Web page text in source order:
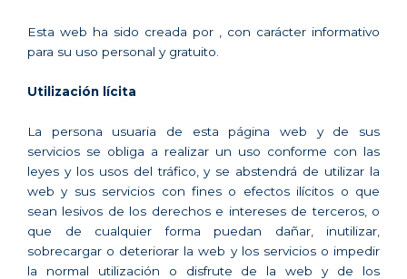
Esta web ha sido creada por , con carácter informativo
para su uso personal y gratuito.
Utilización lícita
La persona usuaria de esta página web y de sus
servicios se obliga a realizar un uso conforme con las
leyes y los usos del tráfico, y se abstendrá de utilizar la
web y sus servicios con fines o efectos ilícitos o que
sean lesivos de los derechos e intereses de terceros, o
que de cualquier forma puedan dañar, inutilizar,
sobrecargar o deteriorar la web y los servicios o impedir
la normal utilización o disfrute de la web y de los